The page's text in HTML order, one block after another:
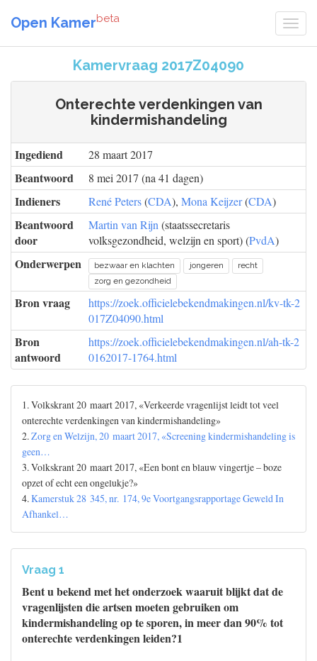
Open Kamerbeta
Kamervraag 2017Z04090
Onterechte verdenkingen van
kindermishandeling
Ingediend 28 maart 2017
Beantwoord 8 mei 2017 (na 41 dagen)
Indieners René Peters(CDA), Mona Keijzer(CDA)
Beantwoord
door
Martin van Rijn (staatssecretaris
volksgezondheid, welzijn en sport) (PvdA)
Onderwerpen bezwaar en klachten jongeren
recht
zorg en gezondheid
Bron vraag
https://zoek.officielebekendmakingen.nl/kv-tk-2
017Z04090.html
Bron
antwoord
https://zoek.officielebekendmakingen.nl/ah-tk-2
0162017-1764.html
1. Volkskrant 20 maart 2017, «Verkeerde vragenlijst leidt tot veel
onterechte verdenkingen van kindermishandeling»
2.Zorg en Welzijn, 20 maart 2017, «Screening kindermishandeling is
geen…
3. Volkskrant 20 maart 2017, «Een bont en blauw vingertje – boze
opzet of echt een ongelukje?»
4.Kamerstuk 28 345, nr. 174, 9e Voortgangsrapportage Geweld In
Afhankel…
Vraag 1
Bent u bekend met het onderzoek waaruit blijkt dat de
vragenlijsten die artsen moeten gebruiken om
kindermishandeling op te sporen, in meer dan 90% tot
onterechte verdenkingen leiden?1